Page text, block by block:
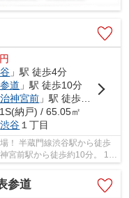
円
」駅 徒歩4分
道 」駅 徒歩10分
神宮前 」駅 徒歩10分
納戸) / 65.05㎡
渋谷 １丁目
！ 半蔵門線渋谷駅から徒歩
宮前駅から徒歩約10分。 10
た物...
参道